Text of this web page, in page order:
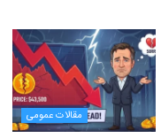
مقالات عمومی